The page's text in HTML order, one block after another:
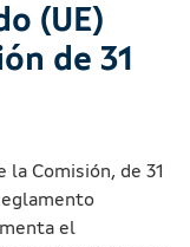
(UE)
de 31
la Comisión, de 31
el